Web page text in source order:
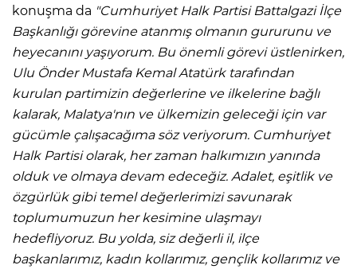
konuşma da "Cumhuriyet Halk Partisi Battalgazi İlçe
Başkanlığı görevine atanmış olmanın gururunu ve
heyecanını yaşıyorum. Bu önemli görevi üstlenirken,
Ulu Önder Mustafa Kemal Atatürk tarafından
kurulan partimizin değerlerine ve ilkelerine bağlı
kalarak, Malatya'nın ve ülkemizin geleceği için var
gücümle çalışacağıma söz veriyorum. Cumhuriyet
Halk Partisi olarak, her zaman halkımızın yanında
olduk ve olmaya devam edeceğiz. Adalet, eşitlik ve
özgürlük gibi temel değerlerimizi savunarak
toplumumuzun her kesimine ulaşmayı
hedefliyoruz. Bu yolda, siz değerli il, ilçe
başkanlarımız, kadın kollarımız, gençlik kollarımız ve